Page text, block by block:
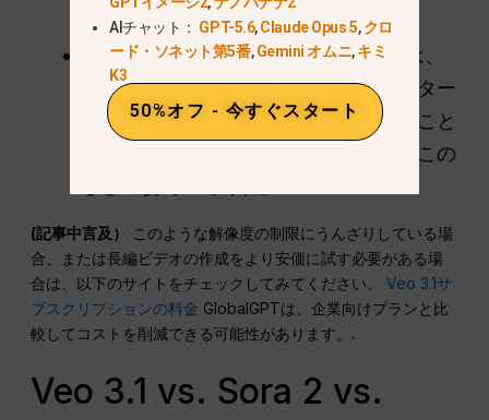
もしれない。.
解決策 用途参照画像. .拡張する場合は、
ビデオソースと一緒に、元のキャラクター
の参照画像を常に含めます。こうすること
で、AIに「おい、こいつ覚えてるか？この
(記事中言及）
このような解像度の制限にうんざりしている場
合、または長編ビデオの作成をより安価に試す必要がある場
合は、以下のサイトをチェックしてみてください。Veo 3.1サ
ブスクリプションの料金 GlobalGPTは、企業向けプランと比
較してコストを削減できる可能性があります。.
Veo 3.1 vs. Sora 2 vs.
AIチャット： GPT-5.6,Claude Opus 5,クロ
ード・ソネット第5番,Gemini オムニ,キミ
K3
50%オフ - 今すぐスタート